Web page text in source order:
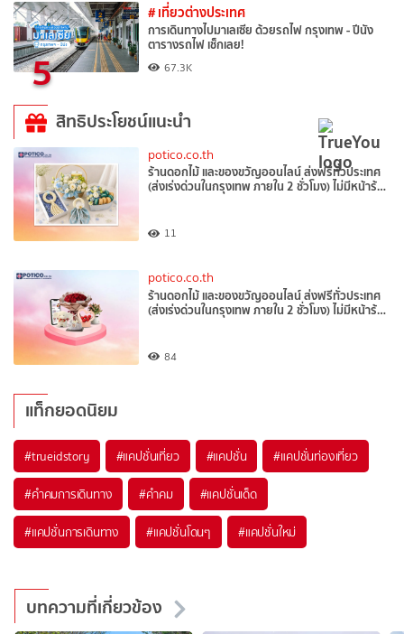
5
# เที่ยวต่างประเทศ
การเดินทางไปมาเลเซีย ด้วยรถไฟ กรุงเทพ - ปีนัง
ตารางรถไฟ เช็กเลย!
67.3K
สิทธิประโยชน์แนะนำ
potico.co.th
ร้านดอกไม้ และของขวัญออนไลน์ ส่งฟรีทั่วประเทศ
(ส่งเร่งด่วนในกรุงเทพ ภายใน 2 ชั่วโมง) ไม่มีหน้าร้…
11
potico.co.th
ร้านดอกไม้ และของขวัญออนไลน์ ส่งฟรีทั่วประเทศ
(ส่งเร่งด่วนในกรุงเทพ ภายใน 2 ชั่วโมง) ไม่มีหน้าร้…
84
แท็กยอดนิยม
#trueidstory #แคปชั่นเที่ยว #แคปชั่น #แคปชั่นท่องเที่ยว
#คำคมการเดินทาง #คำคม #แคปชั่นเด็ด
#แคปชั่นการเดินทาง #แคปชั่นโดนๆ #แคปชั่นใหม่
บทความที่เกี่ยวข้อง